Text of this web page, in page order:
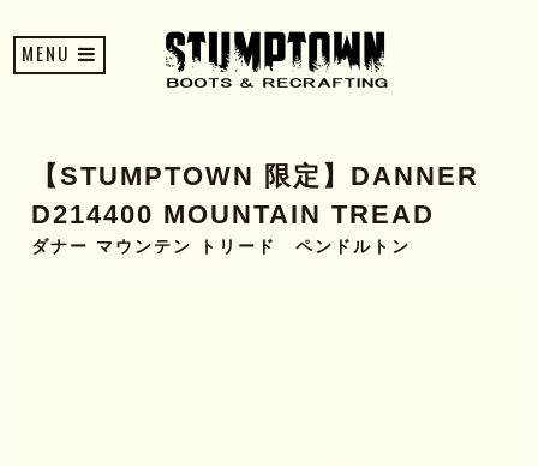
MENU
【STUMPTOWN 限定】DANNER
D214400 MOUNTAIN TREAD
ダナー マウンテン トリード ペンドルトン